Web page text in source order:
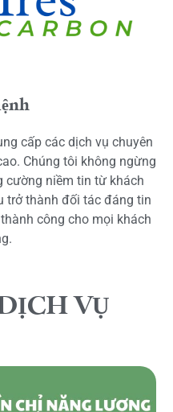
cấp các dịch vụ chuyên
Chúng tôi không ngừng
cường niềm tin từ khách
trở thành đối tác đáng tin
công cho mọi khách
VỤ